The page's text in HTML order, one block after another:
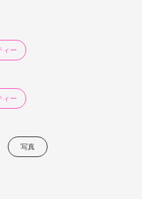
ィー
ィー
写真